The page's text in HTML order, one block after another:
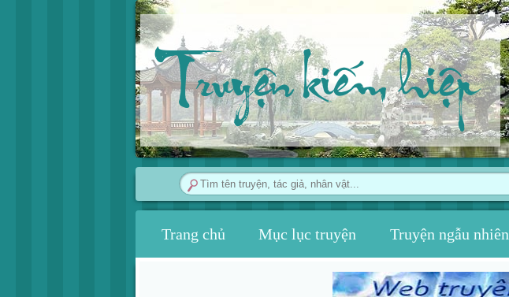
Truyện kiếm hiệp
Trang chủ Mục lục truyện Truyện ngẫu nhiên